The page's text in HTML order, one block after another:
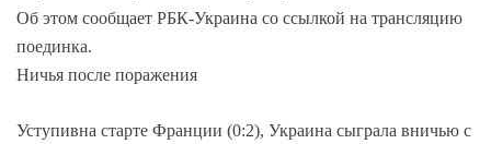
Об этом сообщает РБК-Украина со ссылкой на трансляцию
поединка.
Ничья после поражения
Уступивна старте Франции (0:2), Украина сыграла вничью с